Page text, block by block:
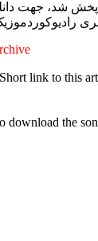
Short link to this
download the